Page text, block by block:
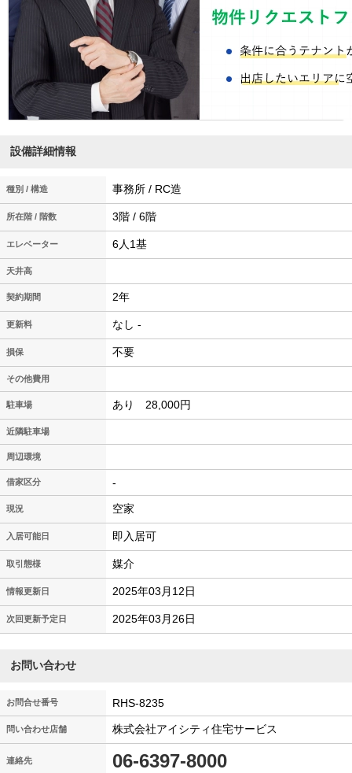
設備詳細情報
種別 / 構造 事務所 / RC造
所在階 / 階数 3階 / 6階
エレベーター 6人1基
天井高
契約期間 2年
更新料 なし -
損保 不要
その他費用
駐車場 あり 28,000円
近隣駐車場
周辺環境
借家区分 -
現況 空家
入居可能日 即入居可
取引態様 媒介
情報更新日 2025年03月12日
次回更新予定日 2025年03月26日
お問い合わせ
お問合せ番号 RHS-8235
問い合わせ店舗 株式会社アイシティ住宅サービス
連絡先 06-6397-8000